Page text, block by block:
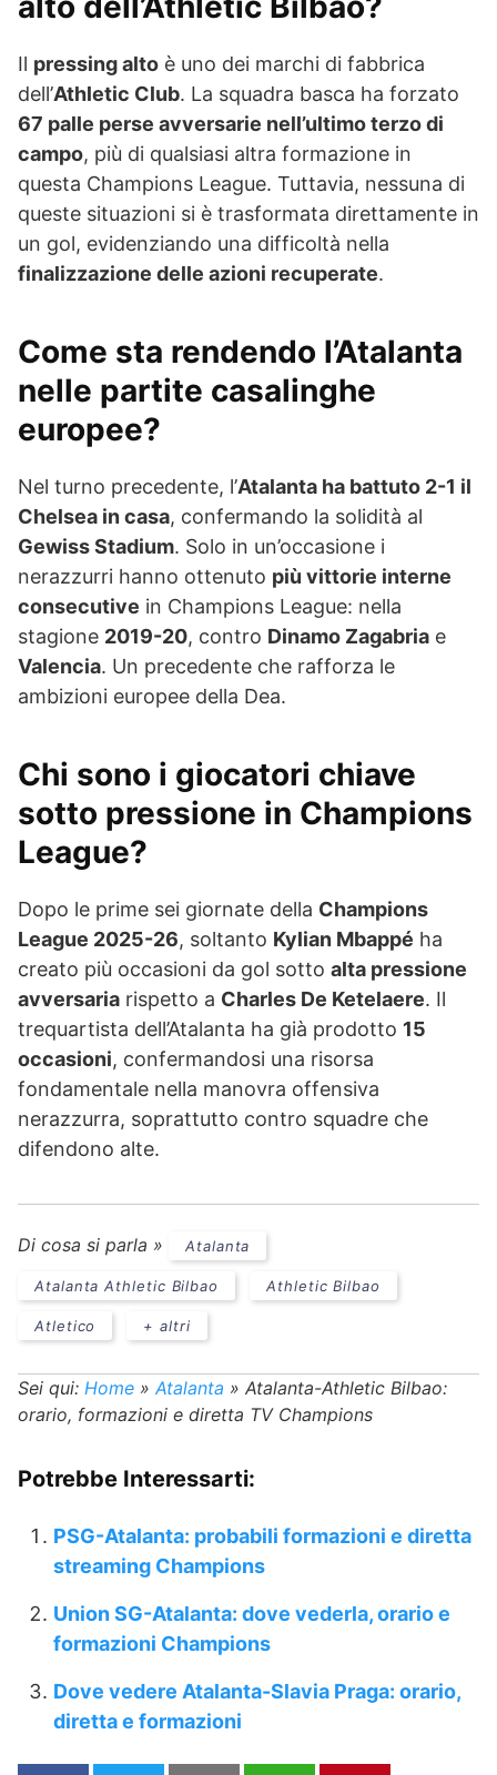
Il pressing alto è uno dei marchi di fabbrica
dell’Athletic Club. La squadra basca ha forzato
67 palle perse avversarie nell’ultimo terzo di
campo, più di qualsiasi altra formazione in
questa Champions League. Tuttavia, nessuna di
queste situazioni si è trasformata direttamente in
un gol, evidenziando una difficoltà nella
finalizzazione delle azioni recuperate.
Come sta rendendo l’Atalanta
nelle partite casalinghe
europee?
Nel turno precedente, l’Atalanta ha battuto 2-1 il
Chelsea in casa, confermando la solidità al
Gewiss Stadium. Solo in un’occasione i
nerazzurri hanno ottenuto più vittorie interne
consecutive in Champions League: nella
stagione 2019-20, contro Dinamo Zagabria e
Valencia. Un precedente che rafforza le
ambizioni europee della Dea.
Chi sono i giocatori chiave
sotto pressione in Champions
League?
Dopo le prime sei giornate della Champions
League 2025-26, soltanto Kylian Mbappé ha
creato più occasioni da gol sotto alta pressione
avversaria rispetto a Charles De Ketelaere. Il
trequartista dell’Atalanta ha già prodotto 15
occasioni, confermandosi una risorsa
fondamentale nella manovra offensiva
nerazzurra, soprattutto contro squadre che
difendono alte.
Di cosa si parla » Atalanta
Atalanta Athletic Bilbao Athletic Bilbao
Atletico + altri
Sei qui: Home » Atalanta » Atalanta-Athletic Bilbao:
orario, formazioni e diretta TV Champions
Potrebbe Interessarti:
PSG-Atalanta: probabili formazioni e diretta
streaming Champions
Union SG-Atalanta: dove vederla, orario e
formazioni Champions
Dove vedere Atalanta-Slavia Praga: orario,
diretta e formazioni